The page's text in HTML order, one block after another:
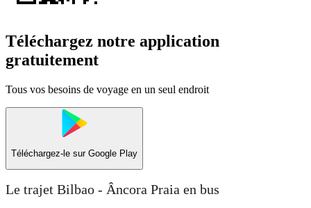
Téléchargez notre application
gratuitement
Tous vos besoins de voyage en un seul endroit
Téléchargez-le sur Google Play
Le trajet Bilbao - Âncora Praia en bus